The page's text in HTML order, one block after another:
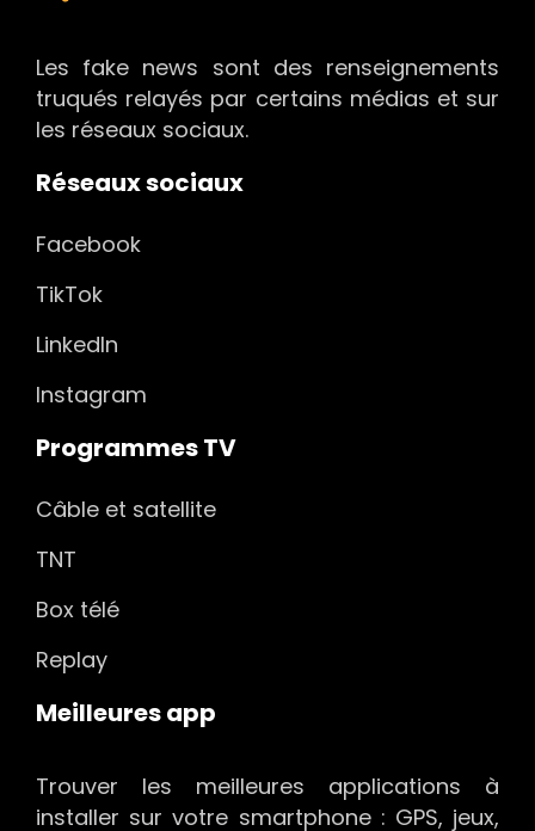
Les fake news sont des renseignements
truqués relayés par certains médias et sur
les réseaux sociaux.
Réseaux sociaux
Facebook
TikTok
LinkedIn
Instagram
Programmes TV
Câble et satellite
TNT
Box télé
Replay
Meilleures app
Trouver les meilleures applications à
installer sur votre smartphone : GPS, jeux,